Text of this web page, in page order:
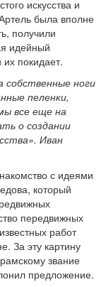
искусства и
была вполне
получили
идейный
покидает.
собственные ноги
пеленки,
все еще на
о создании
Иван
с идеями
который
передвижных
работ
За эту картину
звание
предложение.